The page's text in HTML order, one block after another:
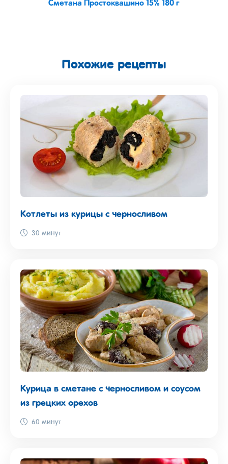
Сметана Простоквашино 15% 180 г
Похожие рецепты
Котлеты из курицы с черносливом
30 минут
Курица в сметане с черносливом и соусом
из грецких орехов
60 минут